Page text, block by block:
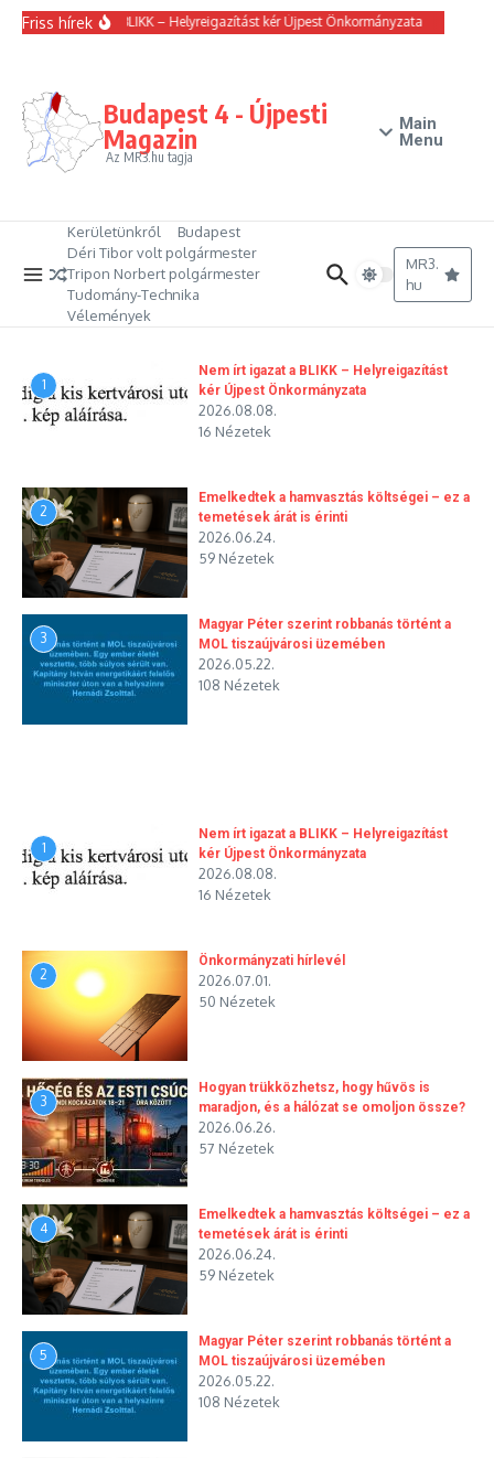
Ugrás a tartalomhoz
Friss hírek
Nem írt igazat a BLIKK – Helyreigazítást kér Újpest Önkormányzata
Budapest 4 - Újpesti
Magazin
Az MR3.hu tagja
Main
Menu
Kerületünkről
Budapest
Déri Tibor volt polgármester
Tripon Norbert polgármester
Tudomány-Technika
Vélemények
MR3.
hu
1
Nem írt igazat a BLIKK – Helyreigazítást
kér Újpest Önkormányzata
2026.08.08.
16 Nézetek
2
Emelkedtek a hamvasztás költségei – ez a
temetések árát is érinti
2026.06.24.
59 Nézetek
3
Magyar Péter szerint robbanás történt a
MOL tiszaújvárosi üzemében
2026.05.22.
108 Nézetek
1
Nem írt igazat a BLIKK – Helyreigazítást
kér Újpest Önkormányzata
2026.08.08.
16 Nézetek
2
Önkormányzati hírlevél
2026.07.01.
50 Nézetek
3
Hogyan trükközhetsz, hogy hűvös is
maradjon, és a hálózat se omoljon össze?
2026.06.26.
57 Nézetek
4
Emelkedtek a hamvasztás költségei – ez a
temetések árát is érinti
2026.06.24.
59 Nézetek
5
Magyar Péter szerint robbanás történt a
MOL tiszaújvárosi üzemében
2026.05.22.
108 Nézetek